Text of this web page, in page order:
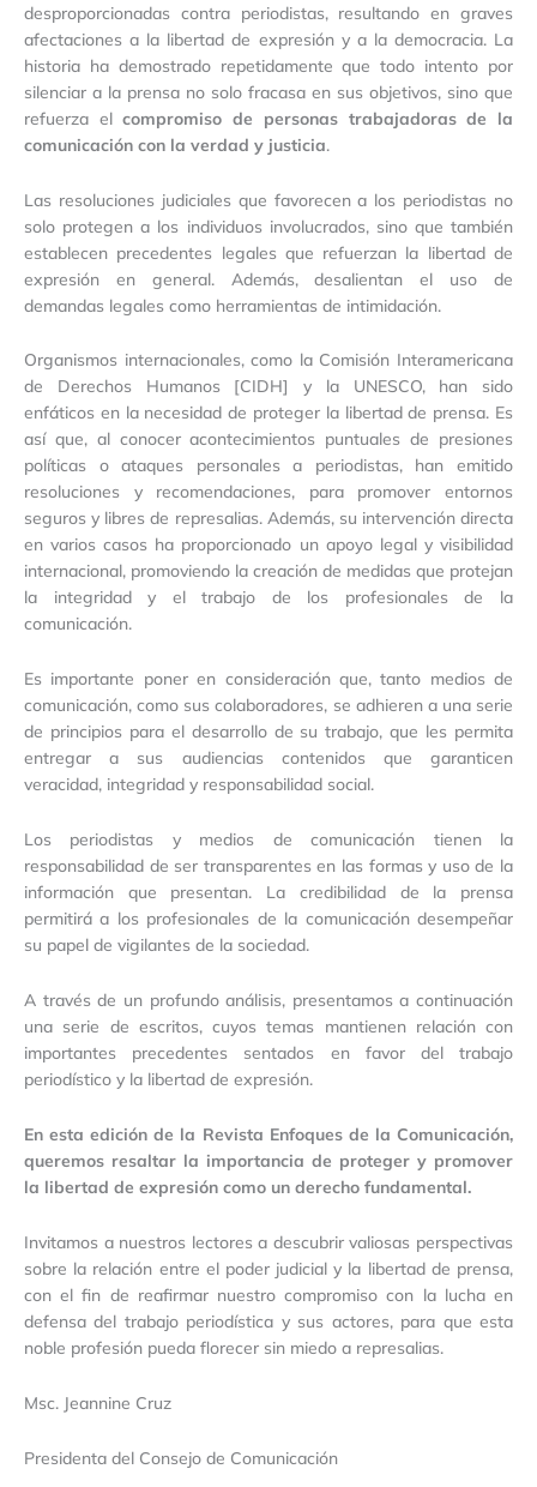
desproporcionadas contra periodistas, resultando en graves
afectaciones a la libertad de expresión y a la democracia. La
historia ha demostrado repetidamente que todo intento por
silenciar a la prensa no solo fracasa en sus objetivos, sino que
refuerza elcompromiso de personas trabajadoras de la
comunicación con la verdad y justicia.
Las resoluciones judiciales que favorecen a los periodistas no
solo protegen a los individuos involucrados, sino que también
establecen precedentes legales que refuerzan la libertad de
expresión en general. Además, desalientan el uso de
demandas legales como herramientas de intimidación.
Organismos internacionales, como la Comisión Interamericana
de Derechos Humanos [CIDH] y la UNESCO, han sido
enfáticos en la necesidad de proteger la libertad de prensa. Es
así que, al conocer acontecimientos puntuales de presiones
políticas o ataques personales a periodistas, han emitido
resoluciones y recomendaciones, para promover entornos
seguros y libres de represalias. Además, su intervención directa
en varios casos ha proporcionado un apoyo legal y visibilidad
internacional, promoviendo la creación de medidas que protejan
la integridad y el trabajo de los profesionales de la
comunicación.
Es importante poner en consideración que, tanto medios de
comunicación, como sus colaboradores, se adhieren a una serie
de principios para el desarrollo de su trabajo, que les permita
entregar a sus audiencias contenidos que garanticen
veracidad, integridad y responsabilidad social.
Los periodistas y medios de comunicación tienen la
responsabilidad de ser transparentes en las formas y uso de la
información que presentan. La credibilidad de la prensa
permitirá a los profesionales de la comunicación desempeñar
su papel de vigilantes de la sociedad.
A través de un profundo análisis, presentamos a continuación
una serie de escritos, cuyos temas mantienen relación con
importantes precedentes sentados en favor del trabajo
periodístico y la libertad de expresión.
En esta edición de la Revista Enfoques de la Comunicación,
queremos resaltar la importancia de proteger y promover
la libertad de expresión como un derecho fundamental.
Invitamos a nuestros lectores a descubrir valiosas perspectivas
sobre la relación entre el poder judicial y la libertad de prensa,
con el fin de reafirmar nuestro compromiso con la lucha en
defensa del trabajo periodística y sus actores, para que esta
noble profesión pueda florecer sin miedo a represalias.
Msc. Jeannine Cruz
Presidenta del Consejo de Comunicación